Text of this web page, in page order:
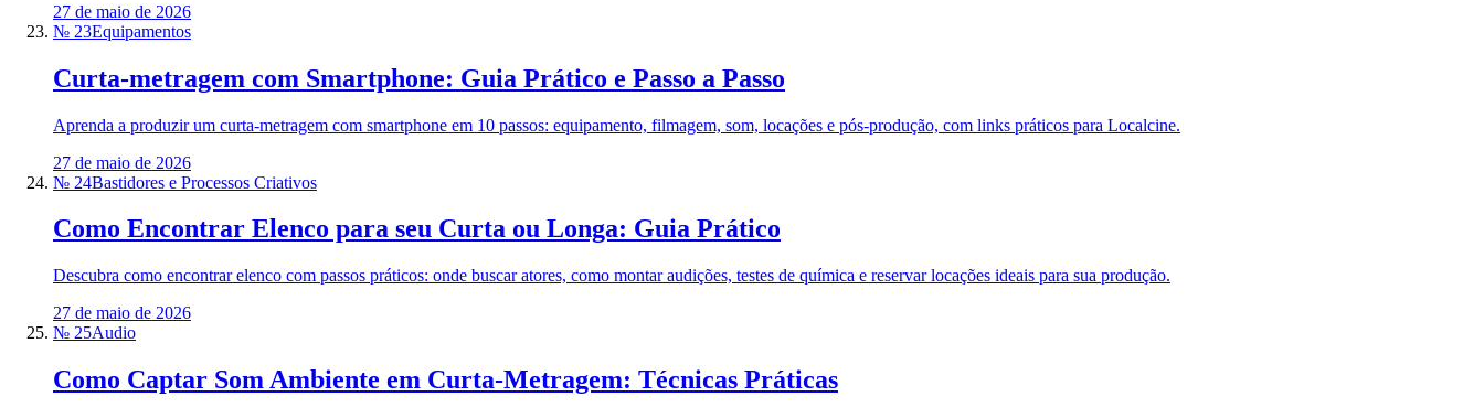
27 de maio de 2026
№ 23Equipamentos
Curta-metragem com Smartphone: Guia Prático e Passo a Passo
Aprenda a produzir um curta-metragem com smartphone em 10 passos: equipamento, filmagem, som, locações e pós-produção, com links práticos para Localcine.
27 de maio de 2026
№ 24Bastidores e Processos Criativos
Como Encontrar Elenco para seu Curta ou Longa: Guia Prático
Descubra como encontrar elenco com passos práticos: onde buscar atores, como montar audições, testes de química e reservar locações ideais para sua produção.
27 de maio de 2026
№ 25Audio
Como Captar Som Ambiente em Curta‑Metragem: Técnicas Práticas